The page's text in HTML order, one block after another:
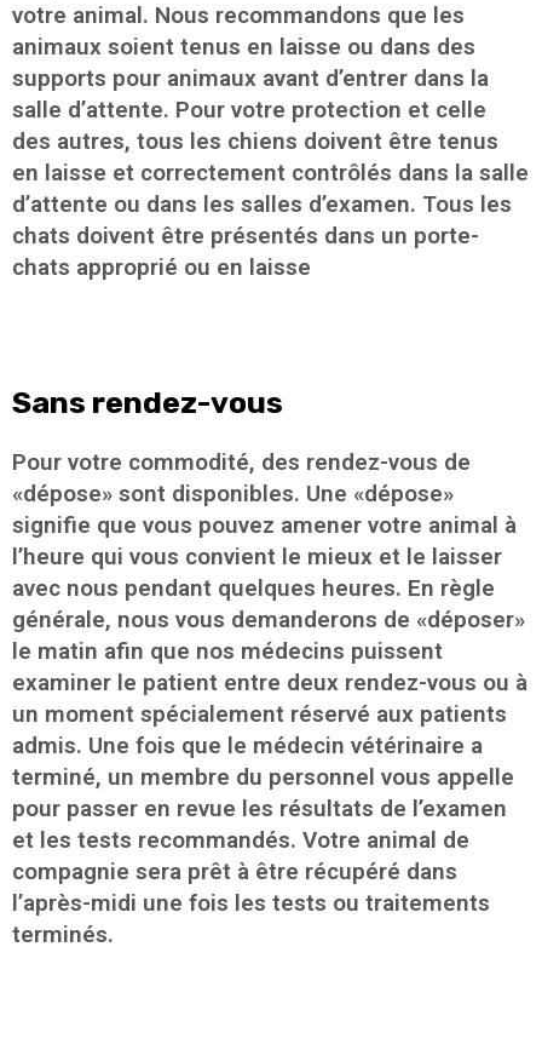
votre animal. Nous recommandons que les
animaux soient tenus en laisse ou dans des
supports pour animaux avant d’entrer dans la
salle d’attente. Pour votre protection et celle
des autres, tous les chiens doivent être tenus
en laisse et correctement contrôlés dans la salle
d’attente ou dans les salles d’examen. Tous les
chats doivent être présentés dans un porte-
chats approprié ou en laisse
Sans rendez-vous
Pour votre commodité, des rendez-vous de
«dépose» sont disponibles. Une «dépose»
signifie que vous pouvez amener votre animal à
l’heure qui vous convient le mieux et le laisser
avec nous pendant quelques heures. En règle
générale, nous vous demanderons de «déposer»
le matin afin que nos médecins puissent
examiner le patient entre deux rendez-vous ou à
un moment spécialement réservé aux patients
admis. Une fois que le médecin vétérinaire a
terminé, un membre du personnel vous appelle
pour passer en revue les résultats de l’examen
et les tests recommandés. Votre animal de
compagnie sera prêt à être récupéré dans
l’après-midi une fois les tests ou traitements
terminés.